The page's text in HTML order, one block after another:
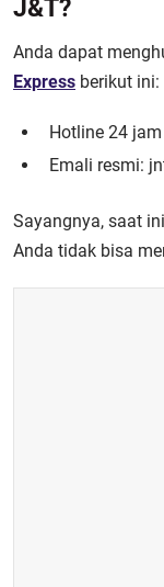
J&T?
Anda dapat
Express berikut ini:
Hotline 24
Emali resmi:
Sayangnya, saat
Anda tidak bisa